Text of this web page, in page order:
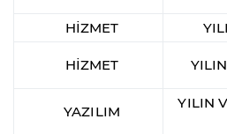
HİZMET
HİZMET
YAZILIM
YILIN